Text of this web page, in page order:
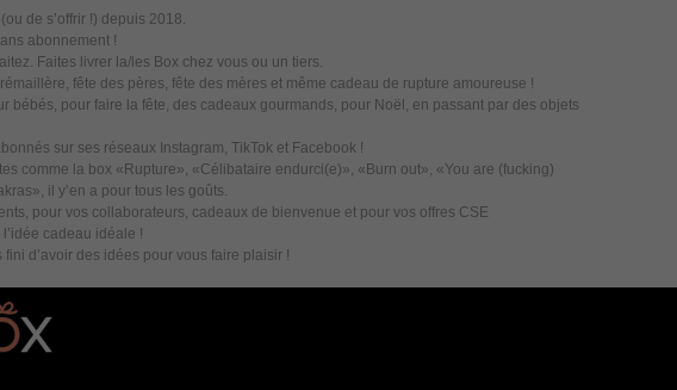
de s’offrir !) depuis 2018.
abonnement !
Faites livrer la/les Box chez vous ou un tiers.
fête des pères, fête des mères et même cadeau de rupture amoureuse !
pour faire la fête, des cadeaux gourmands, pour Noël, en passant par des objets
sur ses réseaux Instagram, TikTok et Facebook !
comme la box «Rupture», «Célibataire endurci(e)», «Burn out», «You are (fucking)
il y’en a pour tous les goûts.
pour vos collaborateurs, cadeaux de bienvenue et pour vos offres CSE
cadeau idéale !
d’avoir des idées pour vous faire plaisir !